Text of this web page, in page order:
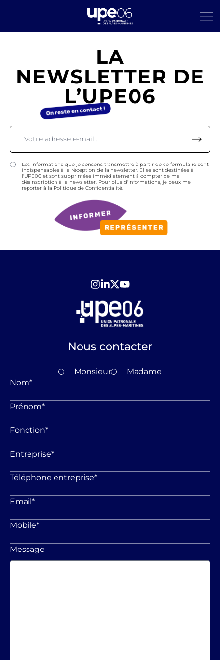
LA
NEWSLETTER DE
L’UPE06
Les informations que je consens transmettre à partir de ce formulaire sont
indispensables à la réception de la newsletter. Elles sont destinées à
l'UPE06 et sont supprimées immédiatement à compter de ma
désinscription à la newsletter. Pour plus d'informations, je peux me
reporter à la Politique de Confidentialité.
Nous contacter
Monsieur
Madame
Nom*
Prénom*
Fonction*
Entreprise*
Téléphone entreprise*
Email*
Mobile*
Message